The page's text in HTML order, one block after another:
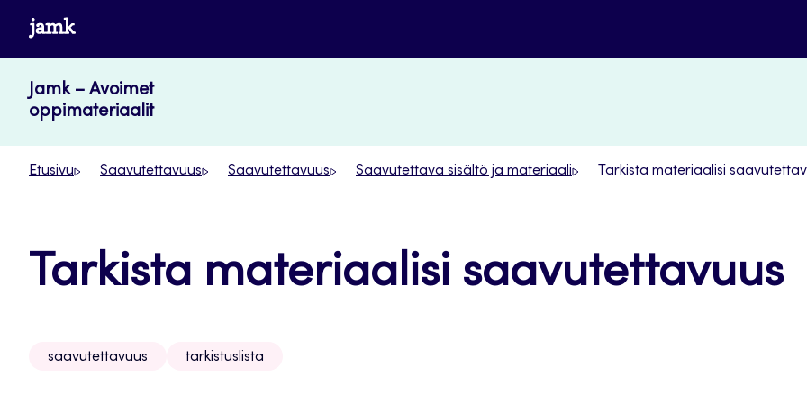
Siirry
sisältöön
www.jamk.fi
Jamk – Avoimet
oppimateriaalit
Etusivu Saavutettavuus Saavutettavuus Saavutettava sisältö ja materiaali Tarkista materiaalisi
Tarkista materiaalisi saavutettavuus
saavutettavuus tarkistuslista